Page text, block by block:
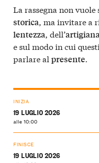
La rassegna non vuole
storica, ma invitare a
lentezza, dell’
e sul modo in cui
parlare al presente.
INIZIA
19 LUGLIO 2026
alle 10:00
FINISCE
19 LUGLIO 2026